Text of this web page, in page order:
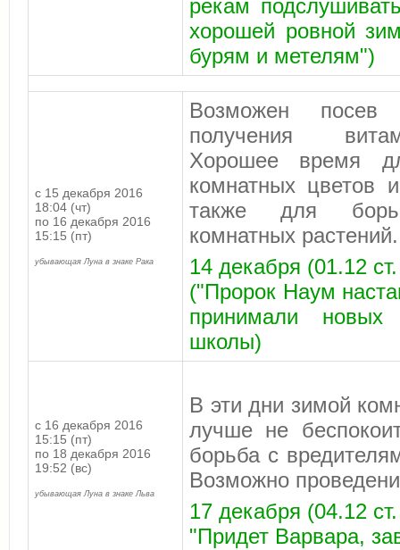
рекам
хорошей ровной
бурям и метелям")
с 15 декабря 2016
18:04 (чт)
по 16 декабря 2016
15:15 (пт)
убывающая Луна в знаке Рака
Возможен
получения
Хорошее время
комнатных цветов
также для
комнатных растений.
14 декабря (01.12
("Пророк Наум
принимали новых
школы)
с 16 декабря 2016
15:15 (пт)
по 18 декабря 2016
19:52 (вс)
убывающая Луна в знаке Льва
В эти дни зимой
лучше не
борьба с
Возможно
17 декабря (04.12
"Придет Варвара,